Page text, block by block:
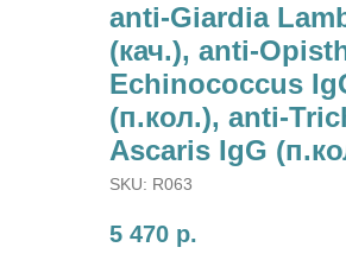
anti-Giardia
(кач.), anti-
Echinococcus
(п.кол.), anti-
Ascaris IgG
SKU: R063
5 470 р.